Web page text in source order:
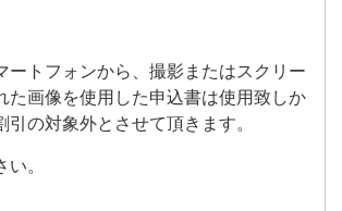
ートフォンから、撮影またはスクリー
た画像を使用した申込書は使用致しか
の対象外とさせて頂きます。
。